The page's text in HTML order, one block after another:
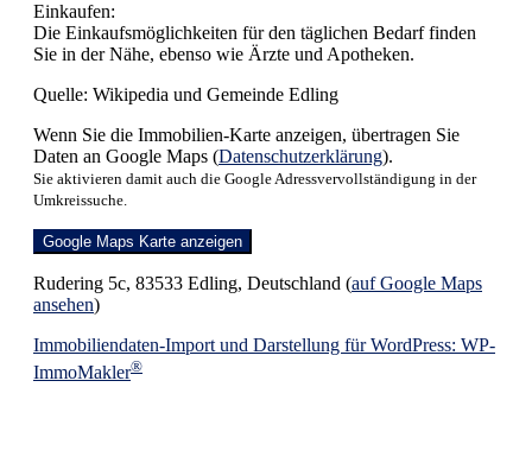
Einkaufen:
Die Einkaufsmöglichkeiten für den täglichen Bedarf finden
Sie in der Nähe, ebenso wie Ärzte und Apotheken.
Quelle: Wikipedia und Gemeinde Edling
Wenn Sie die Immobilien-Karte anzeigen, übertragen Sie
Daten an Google Maps (Datenschutzerklärung).
Sie aktivieren damit auch die Google Adressvervollständigung in der
Umkreissuche.
Google Maps Karte anzeigen
Rudering 5c, 83533 Edling, Deutschland (auf Google Maps
ansehen)
Immobiliendaten-Import und Darstellung für WordPress: WP-
ImmoMakler®